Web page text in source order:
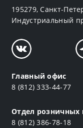
195279, Санкт-
Индустриальный
Главный офис
8 (812) 333-44-77
Отдел розничных
8 (812) 386-78-18